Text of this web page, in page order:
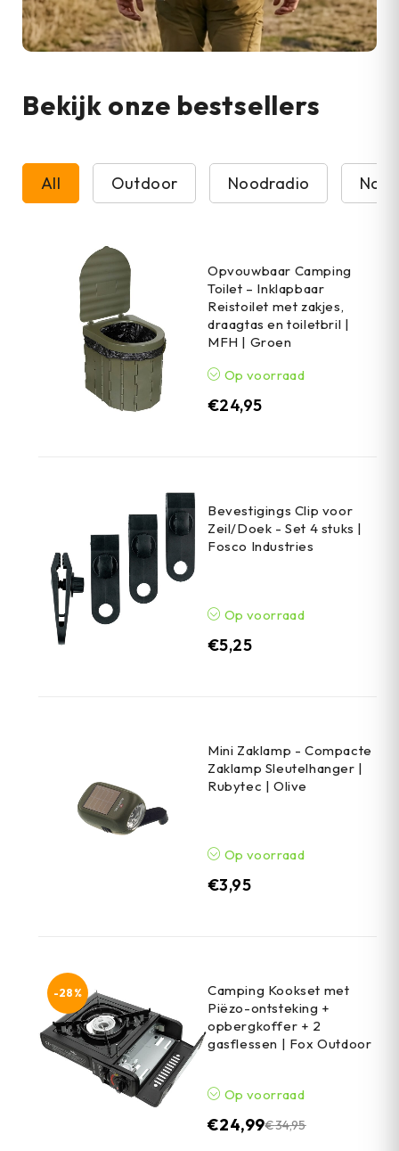
Bekijk onze bestsellers
All Outdoor Noodradio
Opvouwbaar Camping
Toilet – Inklapbaar
Reistoilet met zakjes,
draagtas en toiletbril |
MFH | Groen
Op voorraad
€24,95
Bevestigings Clip voor
Zeil/Doek - Set 4 stuks |
Fosco Industries
Op voorraad
€5,25
Mini Zaklamp - Compacte
Zaklamp Sleutelhanger |
Rubytec | Olive
Op voorraad
€3,95
-28%
Camping Kookset met
Piëzo-ontsteking +
opbergkoffer + 2
gasflessen | Fox Outdoor
Op voorraad
€34,95
€24,99